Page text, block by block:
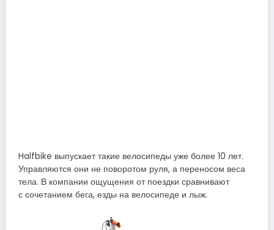
Halfbike выпускает такие велосипеды уже более 10 лет.
Управляются они не поворотом руля, а переносом веса
тела. В компании ощущения от поездки сравнивают
с сочетанием бега, езды на велосипеде и лыж.